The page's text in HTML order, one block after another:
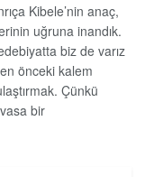
Kibele’nin anaç,
uğruna inandık.
biz de varız
önceki kalem
Çünkü
bir